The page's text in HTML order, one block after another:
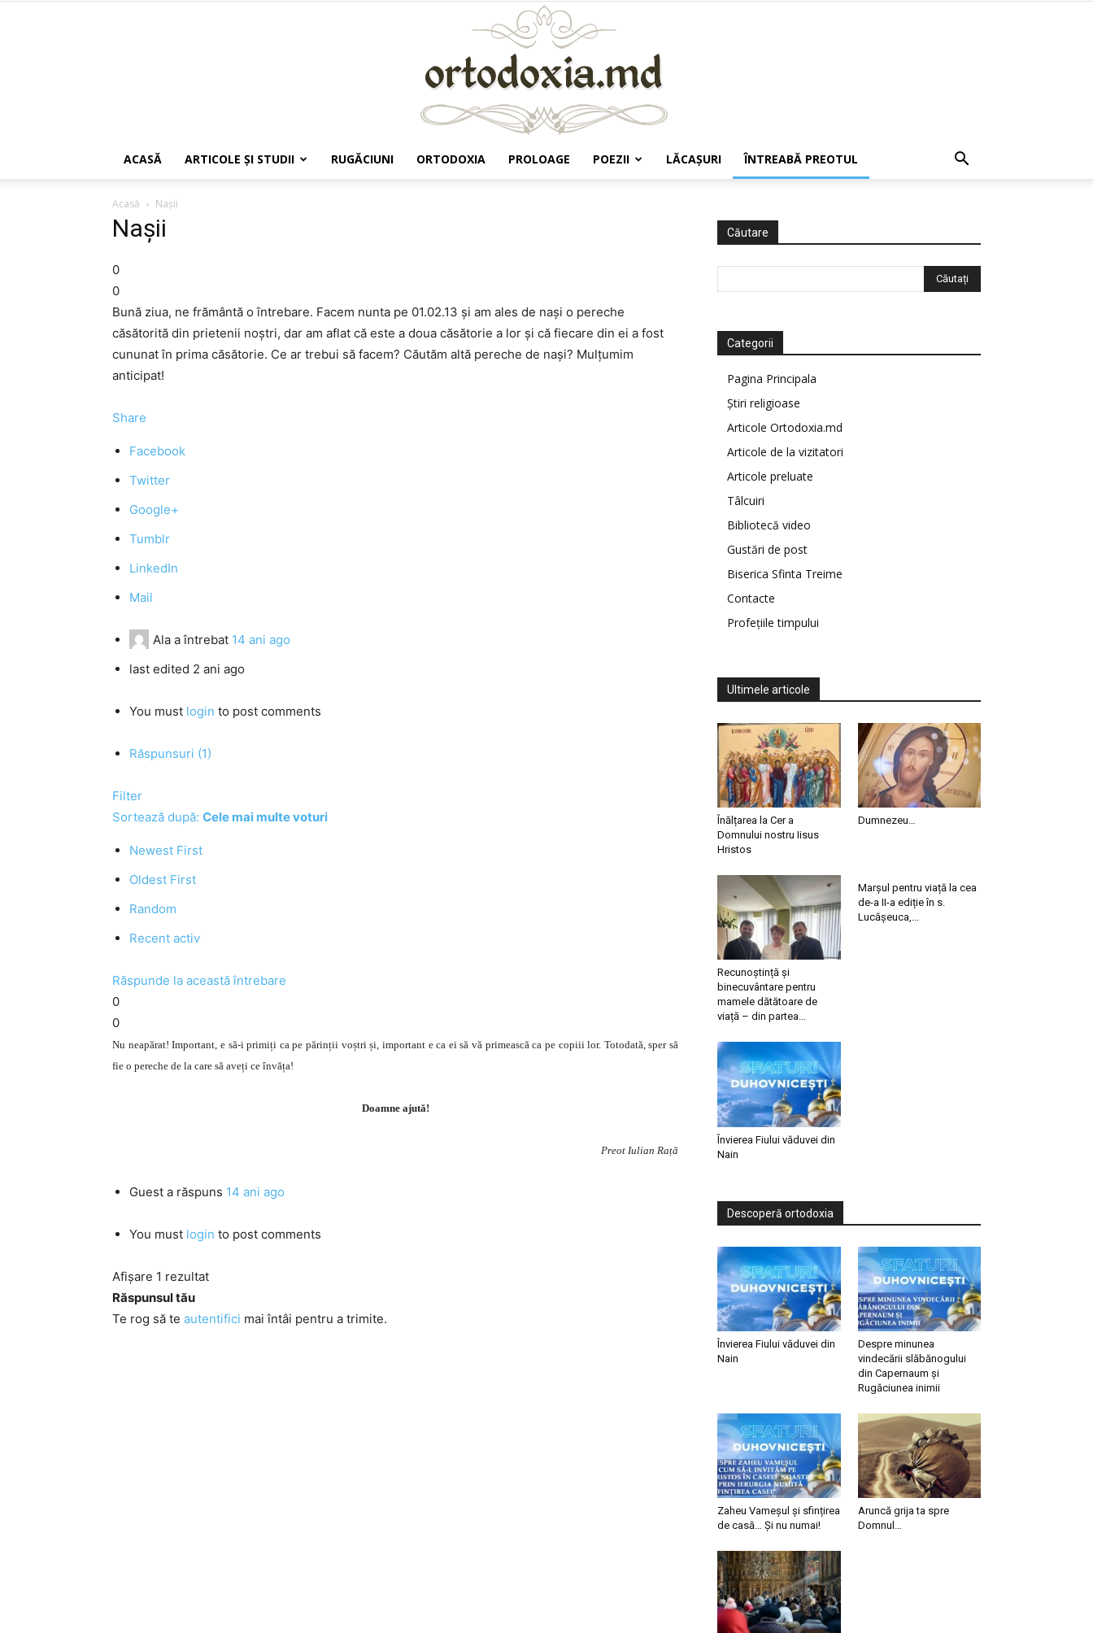
ACASĂ ARTICOLE ŞI STUDII RUGĂCIUNI ORTODOXIA PROLOAGE POEZII LĂCAŞURI ÎNTREABĂ PREOTUL
Acasă Naşii
Naşii
0
0
Bună ziua, ne frământă o întrebare. Facem nunta pe 01.02.13 şi am ales de naşi o pereche
căsătorită din prietenii noştri, dar am aflat că este a doua căsătorie a lor şi că fiecare din ei a fost
cununat în prima căsătorie. Ce ar trebui să facem? Căutăm altă pereche de naşi? Mulţumim
anticipat!
Share
Facebook
Twitter
Google+
Tumblr
LinkedIn
Mail
Ala a întrebat 14 ani ago
last edited 2 ani ago
You must login to post comments
Răspunsuri (1)
Filter
Sortează după: Cele mai multe voturi
Newest First
Oldest First
Random
Recent activ
Răspunde la această întrebare
0
0
Nu neapărat! Important, e să-i primiți ca pe părinții voștri și, important e ca ei să vă primească ca pe copiii lor. Totodată, sper să
fie o pereche de la care să aveți ce învăța!
Doamne ajută!
Preot Iulian Rață
Guest a răspuns 14 ani ago
You must login to post comments
Afișare 1 rezultat
Răspunsul tău
Te rog să te autentifici mai întâi pentru a trimite.
Căutare
Categorii
Pagina Principala
Știri religioase
Articole Ortodoxia.md
Articole de la vizitatori
Articole preluate
Tâlcuiri
Bibliotecă video
Gustări de post
Biserica Sfinta Treime
Contacte
Profețiile timpului
Ultimele articole
Înălțarea la Cer a
Domnului nostru Iisus
Hristos
Dumnezeu…
Recunoștință și
binecuvântare pentru
mamele dătătoare de
viață – din partea...
Marșul pentru viață la cea
de-a II-a ediție în s.
Lucășeuca,...
Învierea Fiului văduvei din
Nain
Descoperă ortodoxia
Învierea Fiului văduvei din
Nain
Despre minunea
vindecării slăbănogului
din Capernaum și
Rugăciunea inimii
Zaheu Vameșul și sfințirea
de casă… Și nu numai!
Aruncă grija ta spre
Domnul…